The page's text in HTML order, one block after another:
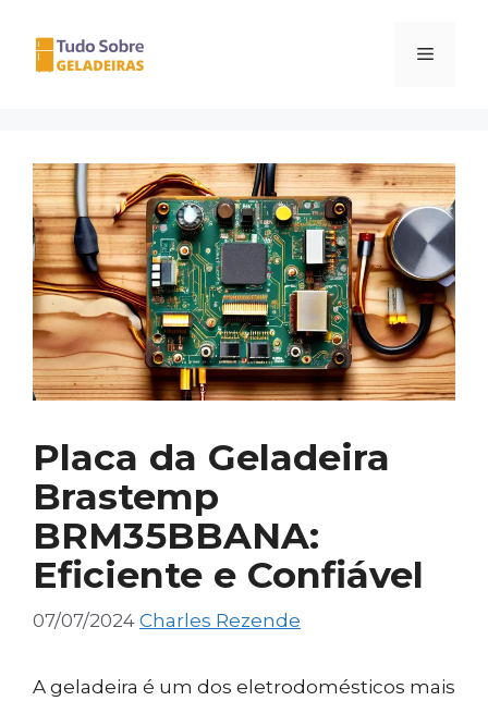
para
Menu
Placa da Geladeira
Brastemp
BRM35BBANA:
Eficiente e Confiável
07/07/2024 Charles Rezende
A geladeira é um dos eletrodomésticos mais